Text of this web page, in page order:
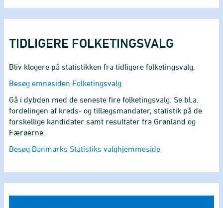
TIDLIGERE FOLKETINGSVALG
Bliv klogere på statistikken fra tidligere folketingsvalg.
Besøg emnesiden Folketingsvalg
Gå i dybden med de seneste fire folketingsvalg. Se bl.a.
fordelingen af kreds- og tillægsmandater, statistik på de
forskellige kandidater samt resultater fra Grønland og
Færøerne.
Besøg Danmarks Statistiks valghjemmeside